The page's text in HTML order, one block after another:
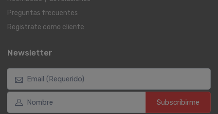
Preguntas frecuentes
Registrate como cliente
Newsletter
Subscribirme